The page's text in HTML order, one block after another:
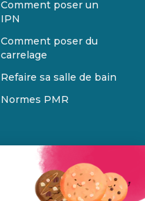
Comment poser un
IPN
Comment poser du
carrelage
Refaire sa salle de bain
Normes PMR